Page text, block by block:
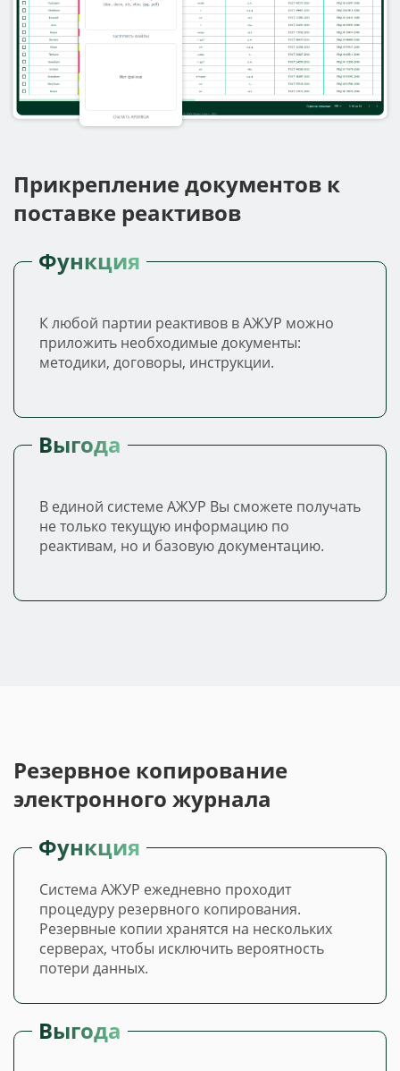
Прикрепление документов к
поставке реактивов
Функция
К любой партии реактивов в АЖУР можно
приложить необходимые документы:
методики, договоры, инструкции.
Выгода
В единой системе АЖУР Вы сможете получать
не только текущую информацию по
реактивам, но и базовую документацию.
Резервное копирование
электронного журнала
Функция
Система АЖУР ежедневно проходит
процедуру резервного копирования.
Резервные копии хранятся на нескольких
серверах, чтобы исключить вероятность
потери данных.
Выгода